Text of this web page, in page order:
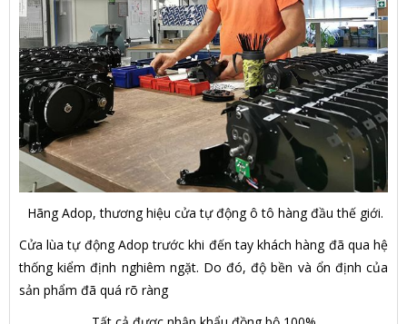
Hãng Adop, thương hiệu cửa tự động ô tô hàng đầu thế giới.
Cửa lùa tự động Adop trước khi đến tay khách hàng đã qua hệ
thống kiểm định nghiêm ngặt. Do đó, độ bền và ổn định của
sản phẩm đã quá rõ ràng